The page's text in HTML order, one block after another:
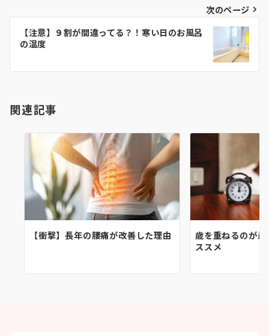
ビ
ー
シ
ン
次のページ
【注意】９割が間違ってる？！寒い日のお風呂
の温度
関連記事
【衝撃】長年の腰痛が改善した理由
歳を重ねるのが
ススメ